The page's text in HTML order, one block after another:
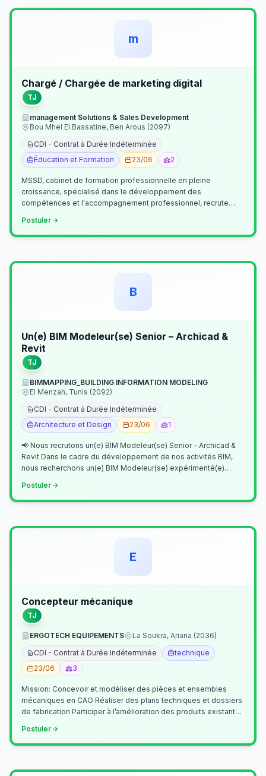
m
Chargé / Chargée de marketing digital
TJ
management Solutions & Sales Development
Bou Mhel El Bassatine, Ben Arous (2097)
CDI - Contrat à Durée Indéterminée
Éducation et Formation
23/06 2
MSSD, cabinet de formation professionnelle en pleine
croissance, spécialisé dans le développement des
compétences et l'accompagnement professionnel, recrute
Postuler
B
Un(e) BIM Modeleur(se) Senior – Archicad &
Revit
TJ
BIMMAPPING_BUILDING INFORMATION MODELING
El Menzah, Tunis (2092)
CDI - Contrat à Durée Indéterminée
Architecture et Design
23/06 1
📢 Nous recrutons un(e) BIM Modeleur(se) Senior – Archicad &
Revit Dans le cadre du développement de nos activités BIM,
nous recherchons un(e) BIM Modeleur(se) expérimenté(e)
Postuler
E
Concepteur mécanique
TJ
ERGOTECH EQUIPEMENTS
La Soukra, Ariana (2036)
CDI - Contrat à Durée Indéterminée
technique
23/06
3
Mission: Concevoir et modéliser des pièces et ensembles
mécaniques en CAO Réaliser des plans techniques et dossiers
de fabrication Participer à l’amélioration des produits existants
Postuler